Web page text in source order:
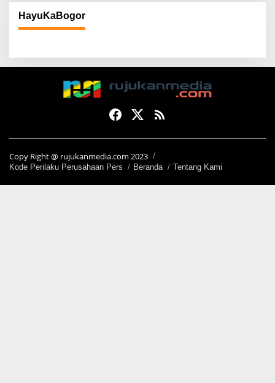
HayuKaBogor
Copy Right @ rujukanmedia.com 2023
Kode Perilaku Perusahaan Pers Beranda Tentang Kami